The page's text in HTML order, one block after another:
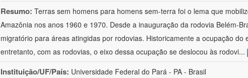
Resumo: Terras sem homens para homens sem-terra foi o lema que
Amazônia nos anos 1960 e 1970. Desde a inauguração da rodovia Belém-
migratório para áreas atingidas por rodovias. Historicamente a ocupação do
entretanto, com as rodovias, o eixo dessa ocupação se deslocou às rodovi...
Instituição/UF/País: Universidade Federal do Pará - PA - Brasil